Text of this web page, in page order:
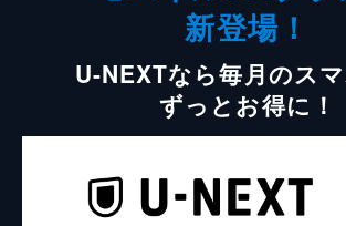
新登場！
U-NEXTなら毎月のス
ずっとお得に！